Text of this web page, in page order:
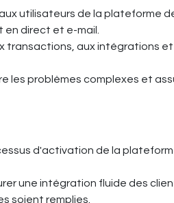
utilisateurs de la plateforme
direct et e-mail.
transactions, aux intégrations
les problèmes complexes et
d'activation de la
une intégration fluide des
soient remplies.